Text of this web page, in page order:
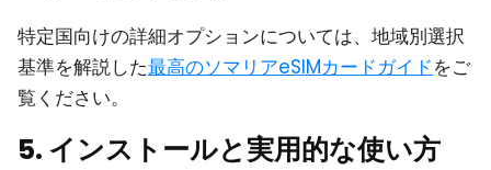
特定国向けの詳細オプションについては、地域別選択
基準を解説した最高のソマリアeSIMカードガイドをご
覧ください。
5. インストールと実用的な使い方